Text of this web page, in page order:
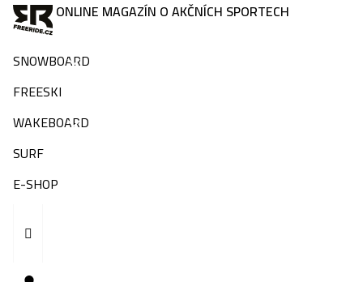
ONLINE MAGAZÍN O AKČNÍCH SPORTECH
SNOWBOARD
FREESKI
WAKEBOARD
SURF
E-SHOP